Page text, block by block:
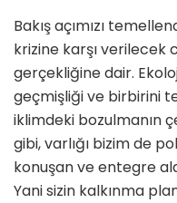
Bakış açımızı
krizine karşı verilecek
gerçekliğine dair.
geçmişliği ve birbirini
iklimdeki bozulmanın
gibi, varlığı bizim de
konuşan ve entegre
Yani sizin kalkınma